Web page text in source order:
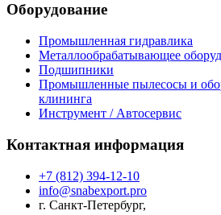
Оборудование
Промышленная гидравлика
Металлообрабатывающее
Подшипники
Промышленные пылесосы и
клининга
Инструмент / Автосервис
Контактная информация
+7 (812) 394-12-10
info@snabexport.pro
г. Санкт-Петербург,